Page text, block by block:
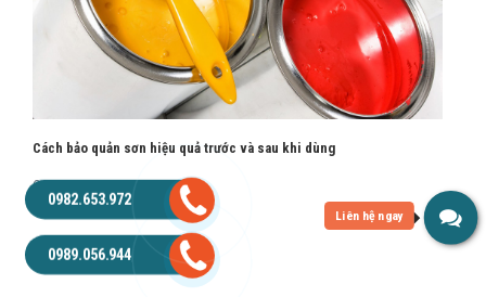
Cách bảo quản sơn hiệu quả trước và sau khi dùng
28-07-2020 | 15:07
0989.056.944
0982.653.972